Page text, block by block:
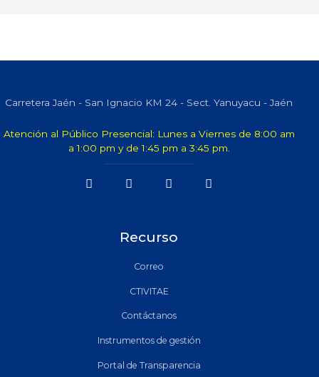
Carretera Jaén - San Ignacio KM 24 - Sect. Yanuyacu - Jaén
Atención al Público Presencial: Lunes a Viernes de 8:00 am
a 1:00 pm y de 1:45 pm a 3:45 pm.
Recurso
Correo
CTIVITAE
Contáctanos
Instrumentos de gestión
Portal de Transparencia